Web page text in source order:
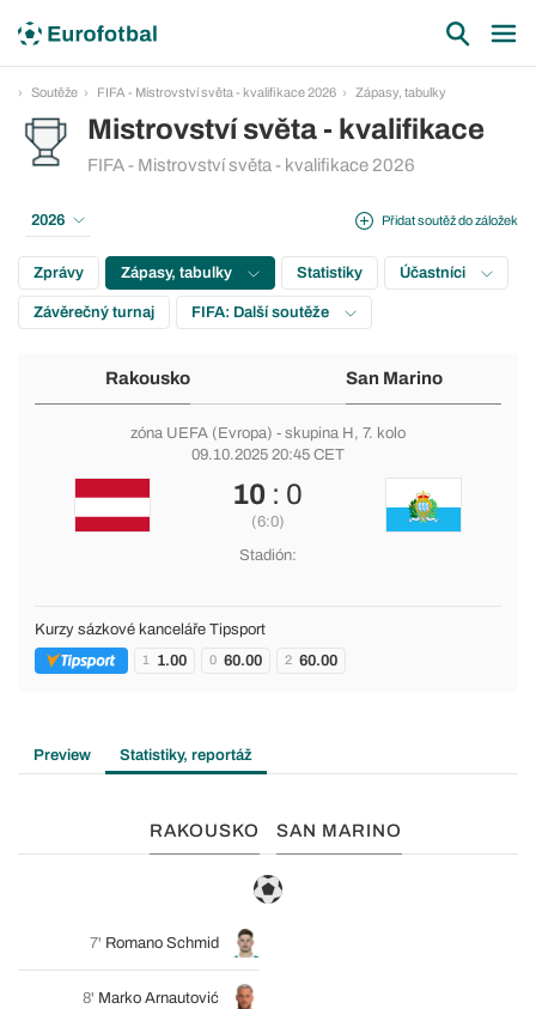
Soutěže FIFA - Mistrovství světa - kvalifikace 2026 Zápasy, tabulky
Mistrovství světa - kvalifikace
FIFA - Mistrovství světa - kvalifikace 2026
Přidat soutěž do záložek
2026
Zprávy Zápasy, tabulky Statistiky Účastníci
Závěrečný turnaj FIFA: Další soutěže
Rakousko San Marino
zóna UEFA (Evropa) - skupina H , 7. kolo
09.10.2025 20:45 CET
10 : 0
(6:0)
Stadión:
Kurzy sázkové kanceláře Tipsport
1 1.00 0 60.00 2 60.00
Preview Statistiky, reportáž
RAKOUSKO SAN MARINO
7' Romano Schmid
8' Marko Arnautović